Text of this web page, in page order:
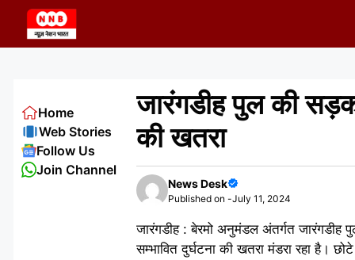
content
जारंगडीह पुल की सड़क
की खतरा
News Desk
Published on -July 11, 2024
जारंगडीह : बेरमो अनुमंडल अंतर्गत जारंगडीह
सम्भावित दुर्घटना की खतरा मंडरा रहा है।
Home
Web Stories
Follow Us
Join Channel